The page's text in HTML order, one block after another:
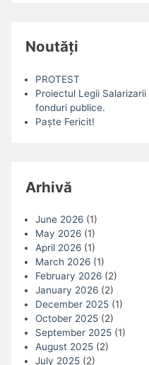
Noutăți
PROTEST
Proiectul Legii
fonduri publice.
Paște Fericit!
Arhivă
June 2026(1)
May 2026(1)
April 2026(1)
March 2026(1)
February 2026(2)
January 2026(2)
December 2025(1)
October 2025(2)
September 2025(1)
August 2025(2)
July 2025(2)